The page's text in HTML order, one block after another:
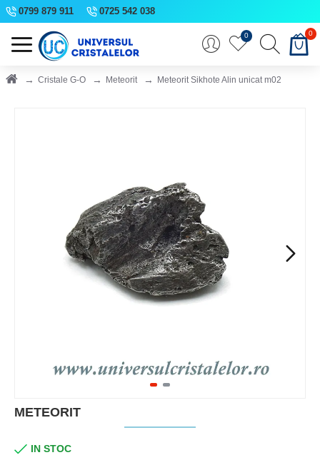
0799 879 911 0725 542 038
0 0
Cristale G-O Meteorit Meteorit Sikhote Alin unicat m02
METEORIT
IN STOC